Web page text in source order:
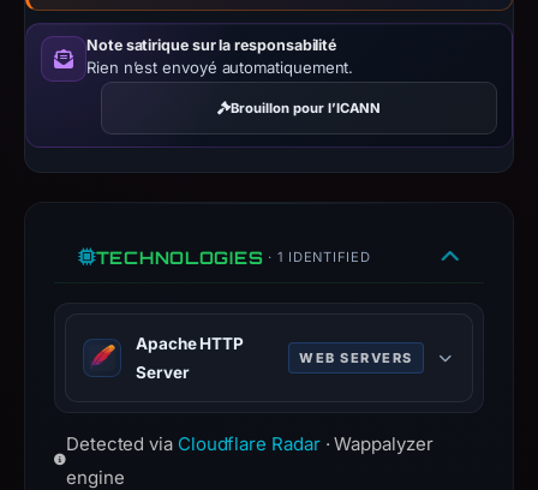
not
establish
safety.
LLC,
address
66.235.200.171,
registration
2,
Note satirique sur la responsabilité
Rien n’est envoyé automatiquement.
Brouillon pour l’ICANN
TECHNOLOGIES · 1 IDENTIFIED
Apache HTTP
Server
WEB SERVERS
Apache is a free and open-source
cross-platform web server software.
Detected via Cloudflare Radar· Wappalyzer
engine